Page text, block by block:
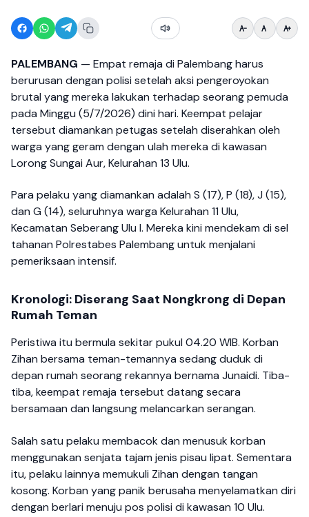
PALEMBANG — Empat remaja di Palembang harus
berurusan dengan polisi setelah aksi pengeroyokan
brutal yang mereka lakukan terhadap seorang pemuda
pada Minggu (5/7/2026) dini hari. Keempat pelajar
tersebut diamankan petugas setelah diserahkan oleh
warga yang geram dengan ulah mereka di kawasan
Lorong Sungai Aur, Kelurahan 13 Ulu.
Para pelaku yang diamankan adalah S (17), P (18), J (15),
dan G (14), seluruhnya warga Kelurahan 11 Ulu,
Kecamatan Seberang Ulu I. Mereka kini mendekam di sel
tahanan Polrestabes Palembang untuk menjalani
pemeriksaan intensif.
Kronologi: Diserang Saat Nongkrong di Depan
Rumah Teman
Peristiwa itu bermula sekitar pukul 04.20 WIB. Korban
Zihan bersama teman-temannya sedang duduk di
depan rumah seorang rekannya bernama Junaidi. Tiba-
tiba, keempat remaja tersebut datang secara
bersamaan dan langsung melancarkan serangan.
Salah satu pelaku membacok dan menusuk korban
menggunakan senjata tajam jenis pisau lipat. Sementara
itu, pelaku lainnya memukuli Zihan dengan tangan
kosong. Korban yang panik berusaha menyelamatkan diri
dengan berlari menuju pos polisi di kawasan 10 Ulu.